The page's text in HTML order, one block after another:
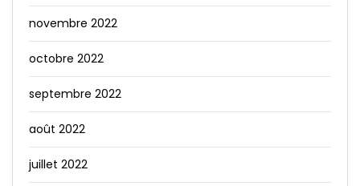
novembre 2022
octobre 2022
septembre 2022
août 2022
juillet 2022